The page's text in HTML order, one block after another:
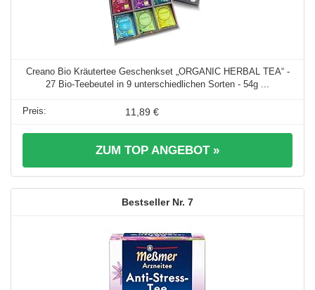
Creano Bio Kräutertee Geschenkset „ORGANIC HERBAL TEA“ -
27 Bio-Teebeutel in 9 unterschiedlichen Sorten - 54g ...
11,89 €
ZUM TOP ANGEBOT »
7